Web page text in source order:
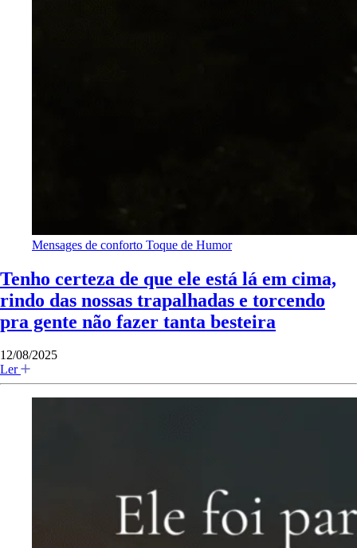
Mensages de conforto Toque de Humor
Tenho certeza de que ele está lá em cima,
rindo das nossas trapalhadas e torcendo
pra gente não fazer tanta besteira
12/08/2025
Ler